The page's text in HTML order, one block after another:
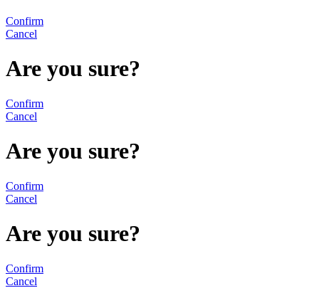
Confirm
Cancel
Are you sure?
Confirm
Cancel
Are you sure?
Confirm
Cancel
Are you sure?
Confirm
Cancel